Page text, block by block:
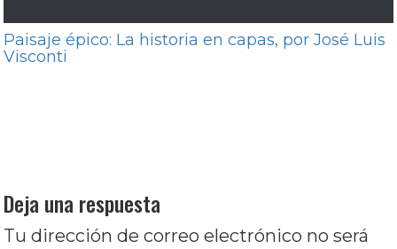
Paisaje épico: La historia en capas, por José Luis
Visconti
Deja una respuesta
Tu dirección de correo electrónico no será